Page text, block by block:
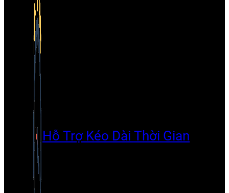
Hỗ Trợ Kéo Dài Thời Gian